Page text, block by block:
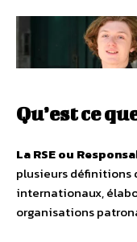
Qu’est ce
La RSE ou
plusieurs définitions
internationaux,
organisations